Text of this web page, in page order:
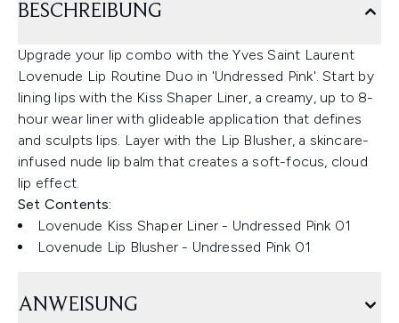
BESCHREIBUNG
Upgrade your lip combo with the Yves Saint Laurent
Lovenude Lip Routine Duo in 'Undressed Pink'. Start by
lining lips with the Kiss Shaper Liner, a creamy, up to 8-
hour wear liner with glideable application that defines
and sculpts lips. Layer with the Lip Blusher, a skincare-
infused nude lip balm that creates a soft-focus, cloud
lip effect.
Set Contents:
Lovenude Kiss Shaper Liner - Undressed Pink 01
Lovenude Lip Blusher - Undressed Pink 01
ANWEISUNG